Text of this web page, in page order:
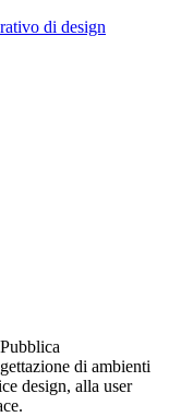
di design
di ambienti
design, alla user